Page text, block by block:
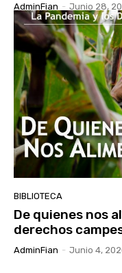
AdminFian - Junio 28,
BIBLIOTECA
De quienes nos
derechos
AdminFian - Junio 4,